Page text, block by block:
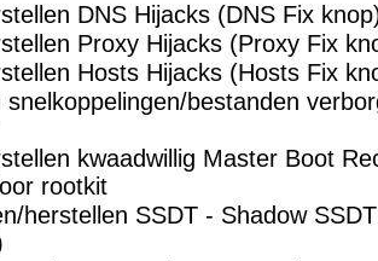
DNS Hijacks (DNS Fix
Proxy Hijacks (Proxy Fix
Hosts Hijacks (Hosts Fix
snelkoppelingen/bestanden
kwaadwillig Master Boot
rootkit
herstellen SSDT - Shadow